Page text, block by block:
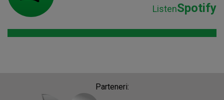
ListenSpotify
Parteneri: